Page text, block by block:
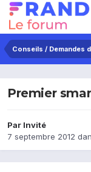
Conseils / Demandes
Premier
Par Invité
7 septembre 2012